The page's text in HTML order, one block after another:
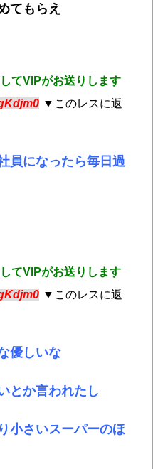
てもらえ
てVIPがお送りします
▼このレスに返
員になったら毎日過
てVIPがお送りします
▼このレスに返
優しいな
とか言われたし
小さいスーパーのほ